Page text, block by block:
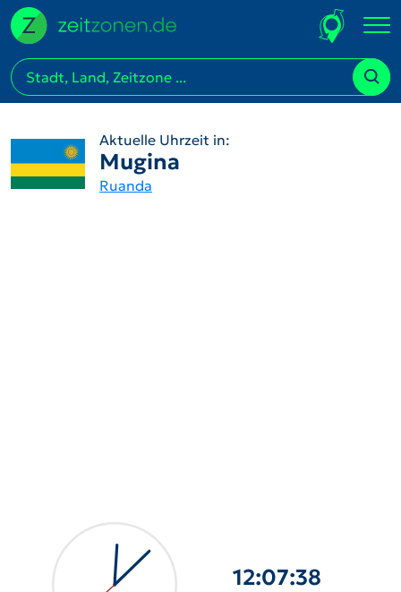
Aktuelle Uhrzeit in:
Mugina
Ruanda
12:07:39